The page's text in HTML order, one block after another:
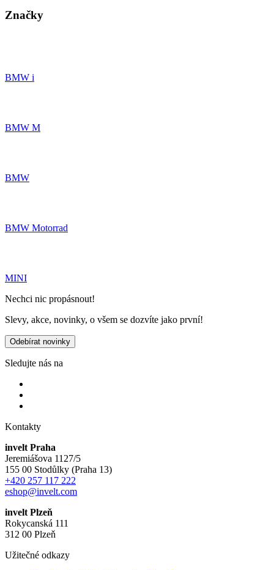
Značky
BMW i
BMW M
BMW
BMW Motorrad
MINI
Nechci nic propásnout!
Slevy, akce, novinky, o všem se dozvíte jako první!
Odebírat novinky
Sledujte nás na
Kontakty
invelt Praha
Jeremiášova 1127/5
155 00 Stodůlky (Praha 13)
+420 257 117 222
eshop@invelt.com
invelt Plzeň
Rokycanská 111
312 00 Plzeň
Užitečné odkazy